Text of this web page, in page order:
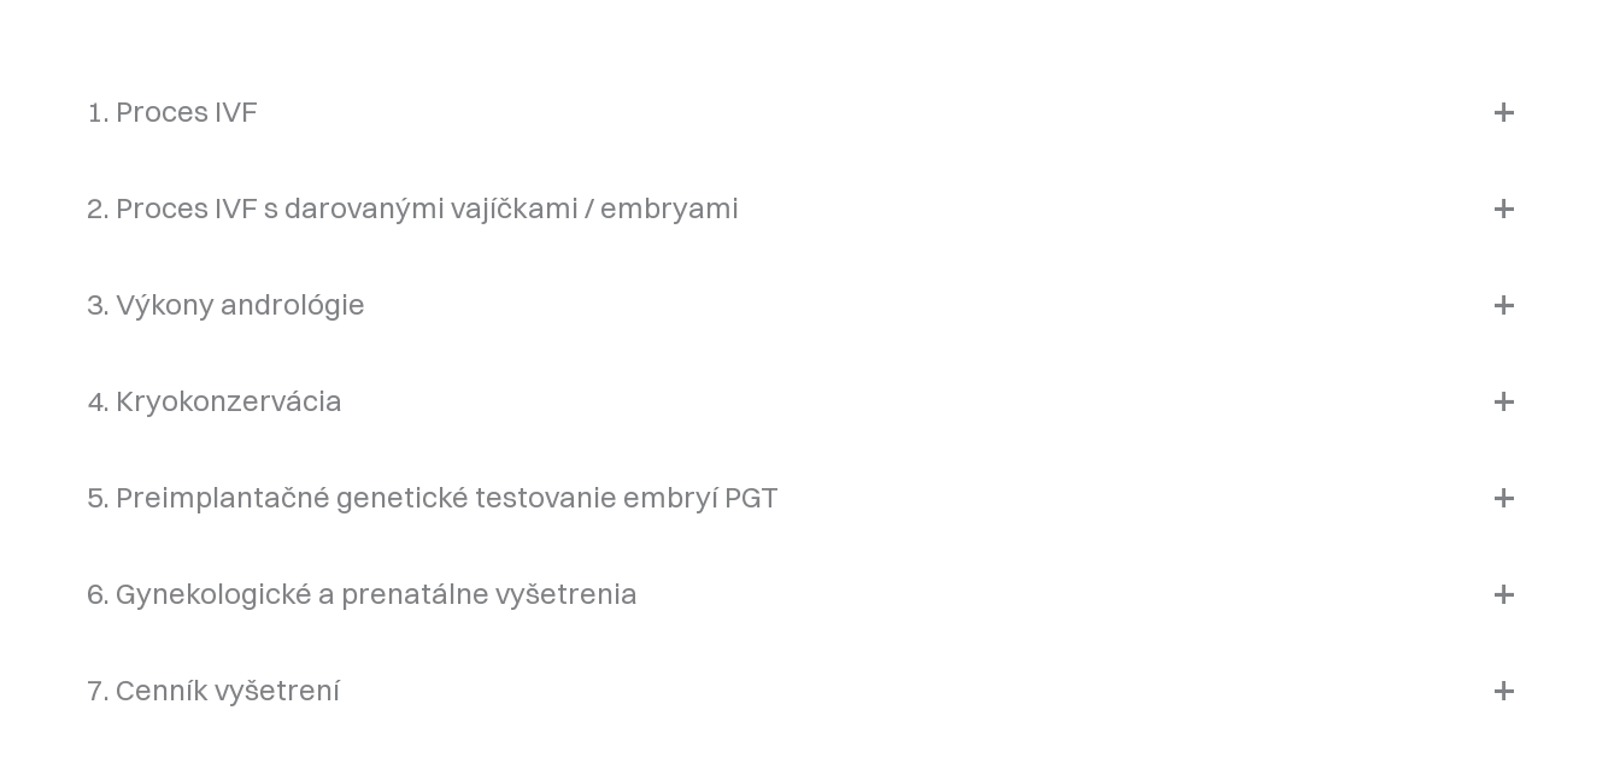
1. Proces IVF +
2. Proces IVF s darovanými vajíčkami / embryami +
3. Výkony andrológie +
4. Kryokonzervácia +
5. Preimplantačné genetické testovanie embryí PGT +
6. Gynekologické a prenatálne vyšetrenia +
7. Cenník vyšetrení +